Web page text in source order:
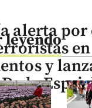
leyendo
alerta por
en
y
la